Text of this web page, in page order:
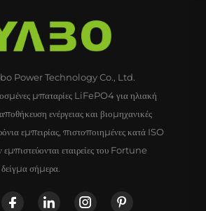
Power Technology Co., Ltd.
μπαταρίες LiFePO4 για ηλιακή
ενέργειας και βιομηχανικές
εμπειρίας, πιστοποιημένες κατά ISO
εταιρείες του Fortune
σήμερα.